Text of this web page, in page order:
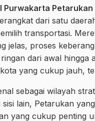
Purwakarta Petarukan
dari satu
transportasi.
jelas, proses
dari awal hingga
yang cukup jauh,
sebagai wilayah
lain, Petarukan
yang cukup penting